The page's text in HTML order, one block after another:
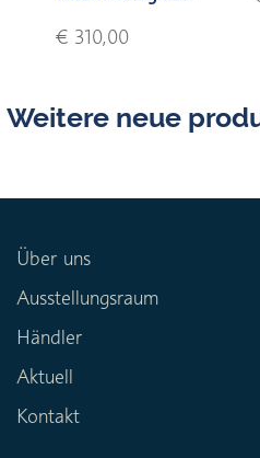
€ 310,00
Weitere neue
Über uns
Ausstellungsraum
Händler
Aktuell
Kontakt